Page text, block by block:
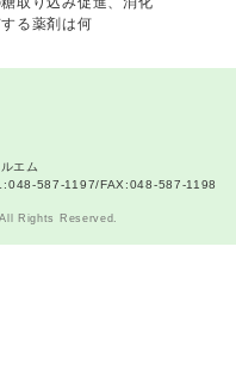
る薬剤は何
エム
587-1197/FAX:048-587-1198
Rights Reserved.